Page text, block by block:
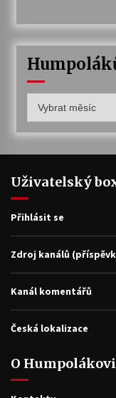
archiv
Uživatelský
Přihlásit se
Zdroj kanálů
Kanál komentářů
Česká lokalizace
O Humpolákovi